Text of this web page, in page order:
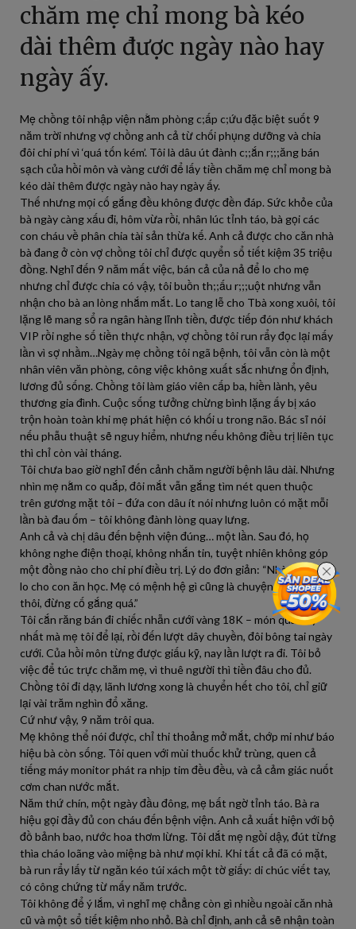
chăm mẹ chỉ mong bà kéo
dài thêm được ngày nào hay
ngày ấy.
Mẹ chồng tôi nhập viện nằm phòng c;ấp c;ứu đặc biệt suốt 9
năm trời nhưng vợ chồng anh cả từ chối phụng dưỡng và chia
đôi chi phí vì ‘quá tốn kém’. Tôi là dâu út đành c;;ắn r;;;ăng bán
sạch của hồi môn và vàng cưới để lấy tiền chăm mẹ chỉ mong bà
kéo dài thêm được ngày nào hay ngày ấy.
Thế nhưng mọi cố gắng đều không được đền đáp. Sức khỏe của
bà ngày càng xấu đi, hôm vừa rồi, nhân lúc tỉnh táo, bà gọi các
con cháu về phân chia tài sản thừa kế. Anh cả được cho căn nhà
bà đang ở còn vợ chồng tôi chỉ được quyển sổ tiết kiệm 35 triệu
đồng. Nghĩ đến 9 năm mất việc, bán cả của nả để lo cho mẹ
nhưng chỉ được chia có vậy, tôi buồn th;;ấu r;;;uột nhưng vẫn
nhận cho bà an lòng nhắm mắt. Lo tang lễ cho Tbà xong xuôi, tôi
lặng lẽ mang sổ ra ngân hàng lĩnh tiền, được tiếp đón như khách
VIP rồi nghe số tiền thực nhận, vợ chồng tôi run rẩy đọc lại mấy
lần vì sợ nhầm…Ngày mẹ chồng tôi ngã bệnh, tôi vẫn còn là một
nhân viên văn phòng, công việc không xuất sắc nhưng ổn định,
lương đủ sống. Chồng tôi làm giáo viên cấp ba, hiền lành, yêu
thương gia đình. Cuộc sống tưởng chừng bình lặng ấy bị xáo
trộn hoàn toàn khi mẹ phát hiện có khối u trong não. Bác sĩ nói
nếu phẫu thuật sẽ nguy hiểm, nhưng nếu không điều trị liên tục
thì chỉ còn vài tháng.
Tôi chưa bao giờ nghĩ đến cảnh chăm người bệnh lâu dài. Nhưng
nhìn mẹ nằm co quắp, đôi mắt vẫn gắng tìm nét quen thuộc
trên gương mặt tôi – đứa con dâu ít nói nhưng luôn có mặt mỗi
lần bà đau ốm – tôi không đành lòng quay lưng.
Anh cả và chị dâu đến bệnh viện đúng… một lần. Sau đó, họ
không nghe điện thoại, không nhắn tin, tuyệt nhiên không góp
một đồng nào cho chi phí điều trị. Lý do đơn giản: “Nhà còn phải
lo cho con ăn học. Mẹ có mệnh hệ gì cũng là chuyện tự nhiên
thôi, đừng cố gắng quá.”
Tôi cắn răng bán đi chiếc nhẫn cưới vàng 18K – món quà duy
nhất mà mẹ tôi để lại, rồi đến lượt dây chuyền, đôi bông tai ngày
cưới. Của hồi môn từng được giấu kỹ, nay lần lượt ra đi. Tôi bỏ
việc để túc trực chăm mẹ, vì thuê người thì tiền đâu cho đủ.
Chồng tôi đi dạy, lãnh lương xong là chuyển hết cho tôi, chỉ giữ
lại vài trăm nghìn đổ xăng.
Cứ như vậy, 9 năm trôi qua.
Mẹ không thể nói được, chỉ thi thoảng mở mắt, chớp mi như báo
hiệu bà còn sống. Tôi quen với mùi thuốc khử trùng, quen cả
tiếng máy monitor phát ra nhịp tim đều đều, và cả cảm giác nuốt
cơm chan nước mắt.
Năm thứ chín, một ngày đầu đông, mẹ bất ngờ tỉnh táo. Bà ra
hiệu gọi đầy đủ con cháu đến bệnh viện. Anh cả xuất hiện với bộ
đồ bảnh bao, nước hoa thơm lừng. Tôi dắt mẹ ngồi dậy, đút từng
thìa cháo loãng vào miệng bà như mọi khi. Khi tất cả đã có mặt,
bà run rẩy lấy từ ngăn kéo túi xách một tờ giấy: di chúc viết tay,
có công chứng từ mấy năm trước.
Tôi không để ý lắm, vì nghĩ mẹ chẳng còn gì nhiều ngoài căn nhà
cũ và một sổ tiết kiệm nho nhỏ. Bà chỉ định, anh cả sẽ nhận toàn